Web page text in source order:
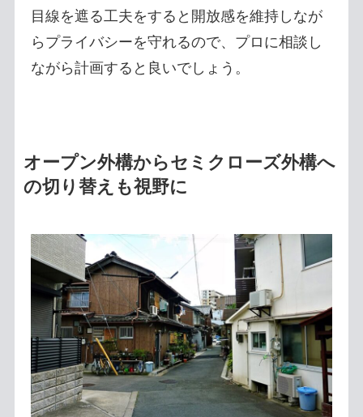
目線を遮る工夫をすると開放感を維持しなが
らプライバシーを守れるので、プロに相談し
ながら計画すると良いでしょう。
オープン外構からセミクローズ外構へ
の切り替えも視野に